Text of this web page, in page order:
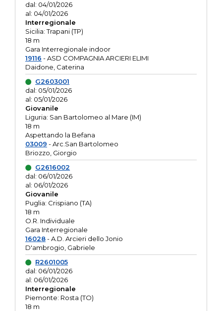
dal: 04/01/2026
al: 04/01/2026
Interregionale
Sicilia: Trapani (TP)
18 m
Gara Interregionale indoor
19116 - ASD COMPAGNIA ARCIERI ELIMI
Daidone, Caterina
G2603001
dal: 05/01/2026
al: 05/01/2026
Giovanile
Liguria: San Bartolomeo al Mare (IM)
18 m
Aspettando la Befana
03009 - Arc.San Bartolomeo
Briozzo, Giorgio
G2616002
dal: 06/01/2026
al: 06/01/2026
Giovanile
Puglia: Crispiano (TA)
18 m
O.R. Individuale
Gara Interregionale
16028- A.D. Arcieri dello Jonio
D'ambrogio, Gabriele
R2601005
dal: 06/01/2026
al: 06/01/2026
Interregionale
Piemonte: Rosta (TO)
18 m